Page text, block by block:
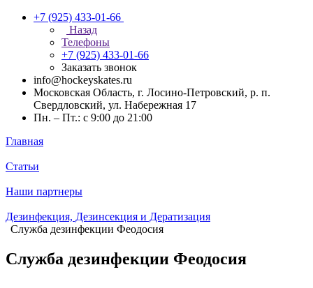
+7 (925) 433-01-66
Назад
Телефоны
+7 (925) 433-01-66
Заказать звонок
info@hockeyskates.ru
Московская Область, г. Лосино-Петровский, р. п.
Свердловский, ул. Набережная 17
Пн. – Пт.: с 9:00 до 21:00
Главная
Статьи
Наши партнеры
Дезинфекция, Дезинсекция и Дератизация
Служба дезинфекции Феодосия
Служба дезинфекции Феодосия